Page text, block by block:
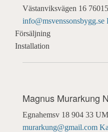
Västanviksvägen 16
info@msvenssonsbygg.se
Försäljning
Installation
Magnus Murarkung
Egnahemsv 18 904 33
murarkung@gmail.com